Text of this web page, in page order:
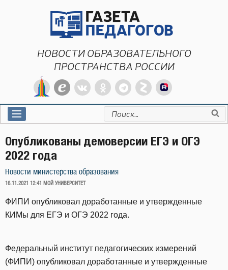
НОВОСТИ ОБРАЗОВАТЕЛЬНОГО
ПРОСТРАНСТВА РОССИИ
Искать:
Опубликованы демоверсии ЕГЭ и ОГЭ
2022 года
Новости министерства образования
ОПУБЛИКОВАНО
16.11.2021 12:41 МОЙ УНИВЕРСИТЕТ
ФИПИ опубликовал доработанные и утвержденные
КИМы для ЕГЭ и ОГЭ 2022 года.
Федеральный институт педагогических измерений
(ФИПИ) опубликовал доработанные и утвержденные